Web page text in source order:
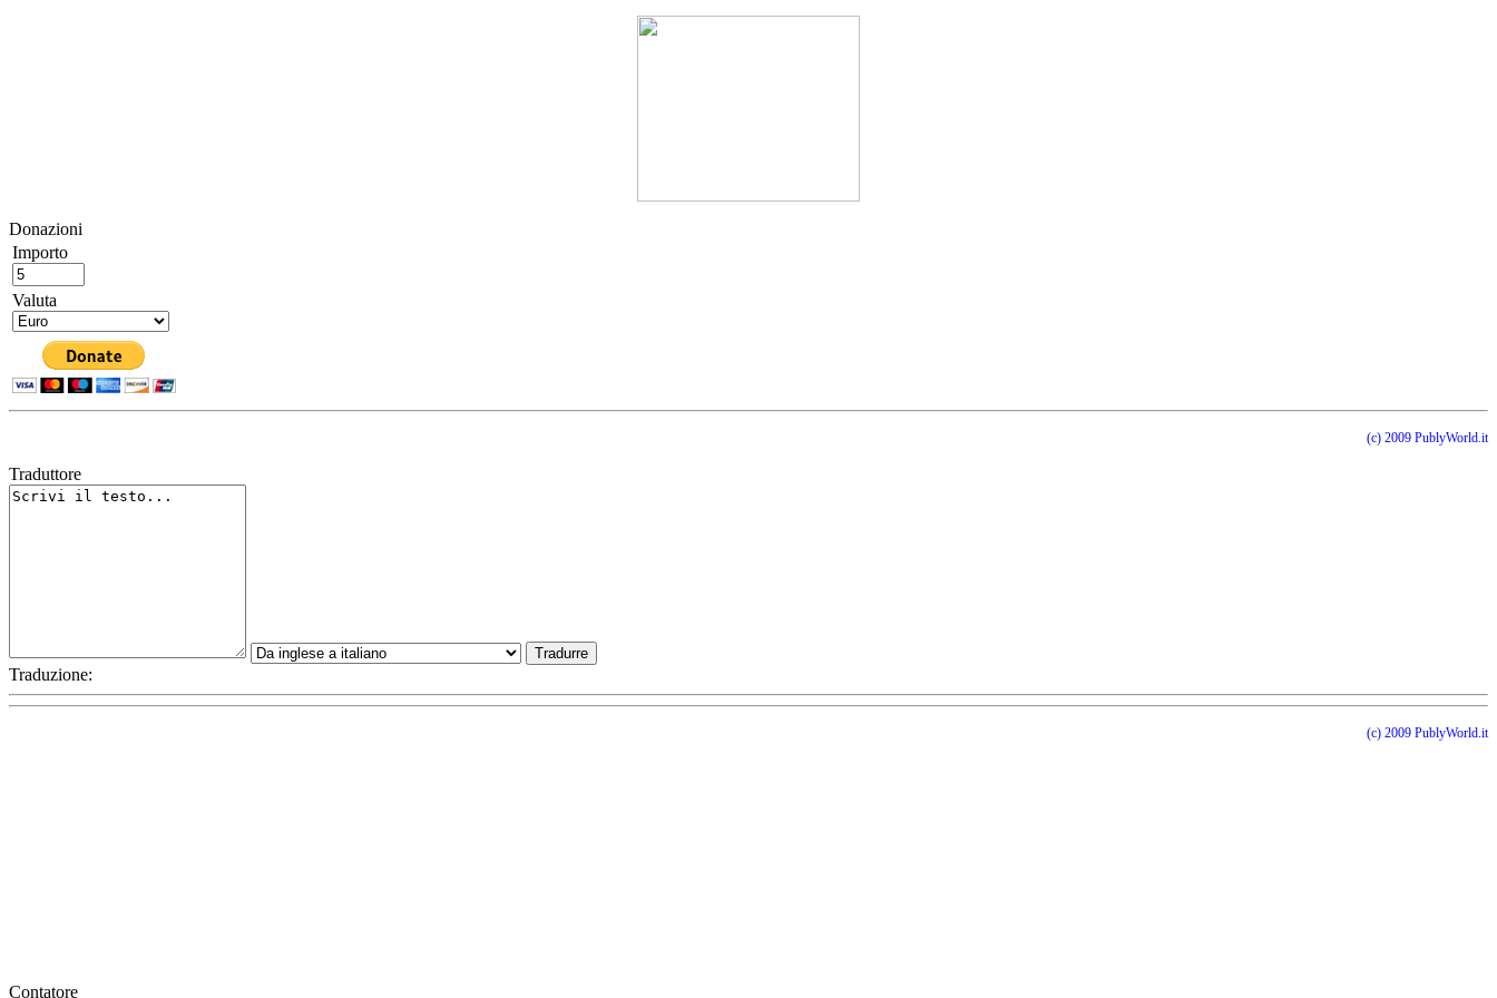
Donazioni
Importo
Valuta
(c) 2009 PublyWorld.it
Traduttore
Traduzione:
(c) 2009 PublyWorld.it
Contatore